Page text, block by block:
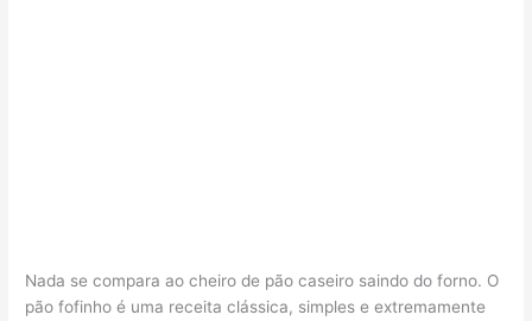
Nada se compara ao cheiro de pão caseiro saindo do forno. O
pão fofinho é uma receita clássica, simples e extremamente